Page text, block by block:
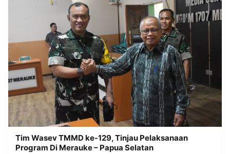
Tim Wasev TMMD ke-129, Tinjau Pelaksanaan
Program Di Merauke – Papua Selatan